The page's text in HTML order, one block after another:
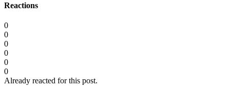
Reactions
0
0
0
0
0
0
Already reacted for this post.